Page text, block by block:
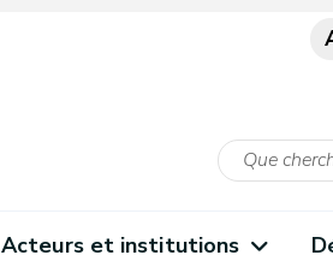
Acteurs et institutions